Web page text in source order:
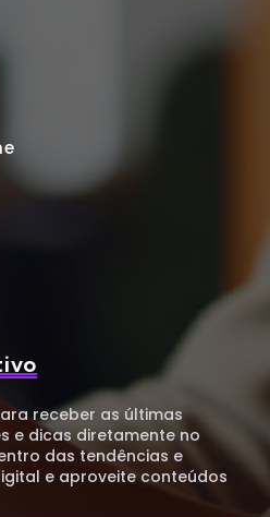
receber as últimas
e dicas diretamente no
das tendências e
e aproveite conteúdos